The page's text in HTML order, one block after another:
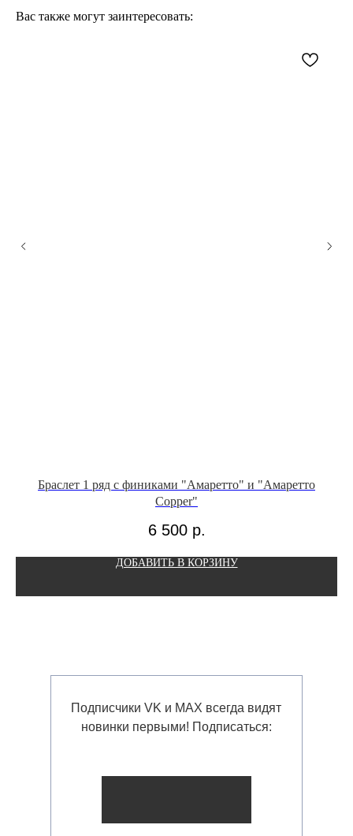
Вас также могут заинтересовать:
Браслет 1 ряд с финиками "Амаретто" и "Амаретто
Copper"
6 500 р.
ДОБАВИТЬ В КОРЗИНУ
Подписчики VK и MAX всегда видят
новинки первыми! Подписаться: